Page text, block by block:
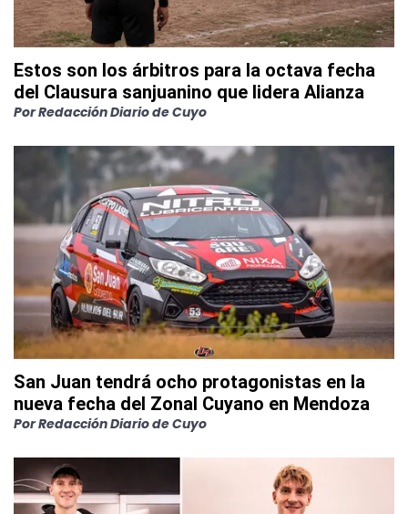
Estos son los árbitros para la octava fecha
del Clausura sanjuanino que lidera Alianza
PorRedacción Diario de Cuyo
San Juan tendrá ocho protagonistas en la
nueva fecha del Zonal Cuyano en Mendoza
PorRedacción Diario de Cuyo